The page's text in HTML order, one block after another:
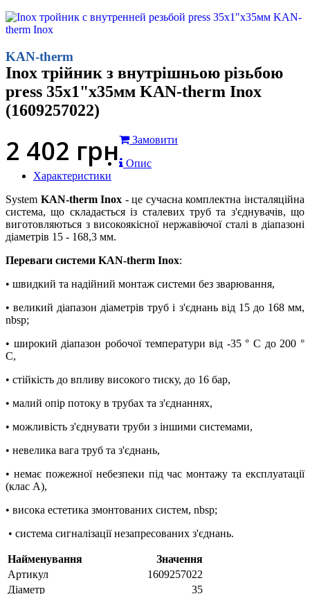
KAN-therm
Inox трійник з внутрішньою різьбою
press 35x1"x35мм KAN-therm Inox
(1609257022)
2 402 грн
Замовити
Опис
Характеристики
System KAN-therm Inox - це сучасна комплектна інсталяційна
система, що складається із сталевих труб та з'єднувачів, що
виготовляються з високоякісної нержавіючої сталі в діапазоні
діаметрів 15 - 168,3 мм.
Переваги системи KAN-therm Inox:
• швидкий та надійний монтаж системи без зварювання,
• великий діапазон діаметрів труб і з'єднань від 15 до 168 мм,
nbsp;
• широкий діапазон робочої температури від -35 ° C до 200 °
C,
• стійкість до впливу високого тиску, до 16 бар,
• малий опір потоку в трубах та з'єднаннях,
• можливість з'єднувати труби з іншими системами,
• невелика вага труб та з'єднань,
• немає пожежної небезпеки під час монтажу та експлуатації
(клас A),
• висока естетика змонтованих систем, nbsp;
• система сигналізації незапресованих з'єднань.
Найменування
Значення
Артикул
1609257022
Діаметр
35